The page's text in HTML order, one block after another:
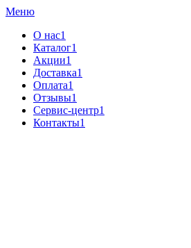
Меню
О нас1
Каталог1
Акции1
Доставка1
Оплата1
Отзывы1
Сервис-центр1
Контакты1